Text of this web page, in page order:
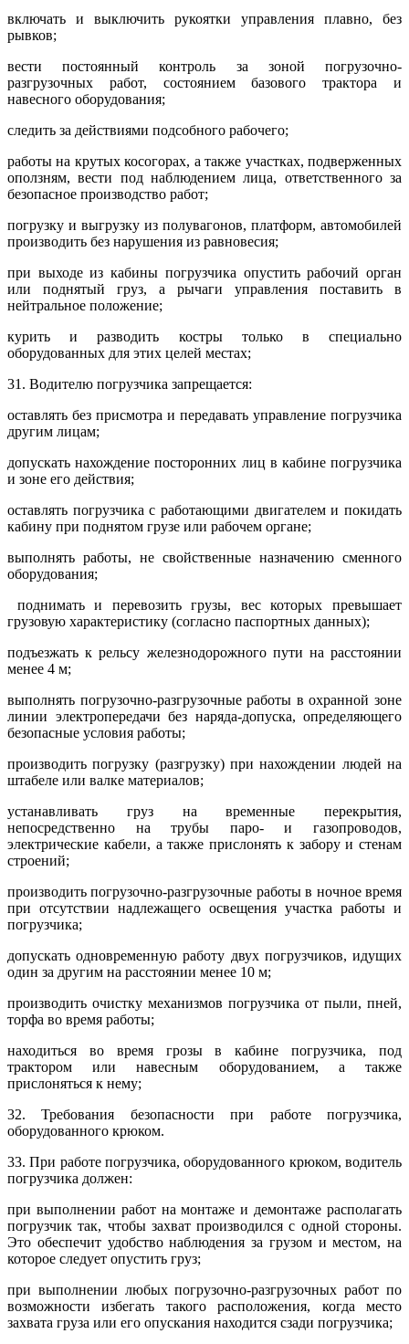
включать и выключить рукоятки управления плавно, без
рывков;
вести постоянный контроль за зоной погрузочно-
разгрузочных работ, состоянием базового трактора и
навесного оборудования;
следить за действиями подсобного рабочего;
работы на крутых косогорах, а также участках, подверженных
оползням, вести под наблюдением лица, ответственного за
безопасное производство работ;
погрузку и выгрузку из полувагонов, платформ, автомобилей
производить без нарушения из равновесия;
при выходе из кабины погрузчика опустить рабочий орган
или поднятый груз, а рычаги управления поставить в
нейтральное положение;
курить и разводить костры только в специально
оборудованных для этих целей местах;
31. Водителю погрузчика запрещается:
оставлять без присмотра и передавать управление погрузчика
другим лицам;
допускать нахождение посторонних лиц в кабине погрузчика
и зоне его действия;
оставлять погрузчика с работающими двигателем и покидать
кабину при поднятом грузе или рабочем органе;
выполнять работы, не свойственные назначению сменного
оборудования;
поднимать и перевозить грузы, вес которых превышает
грузовую характеристику (согласно паспортных данных);
подъезжать к рельсу железнодорожного пути на расстоянии
менее 4 м;
выполнять погрузочно-разгрузочные работы в охранной зоне
линии электропередачи без наряда-допуска, определяющего
безопасные условия работы;
производить погрузку (разгрузку) при нахождении людей на
штабеле или валке материалов;
устанавливать груз на временные перекрытия,
непосредственно на трубы паро- и газопроводов,
электрические кабели, а также прислонять к забору и стенам
строений;
производить погрузочно-разгрузочные работы в ночное время
при отсутствии надлежащего освещения участка работы и
погрузчика;
допускать одновременную работу двух погрузчиков, идущих
один за другим на расстоянии менее 10 м;
производить очистку механизмов погрузчика от пыли, пней,
торфа во время работы;
находиться во время грозы в кабине погрузчика, под
трактором или навесным оборудованием, а также
прислоняться к нему;
32. Требования безопасности при работе погрузчика,
оборудованного крюком.
33. При работе погрузчика, оборудованного крюком, водитель
погрузчика должен:
при выполнении работ на монтаже и демонтаже располагать
погрузчик так, чтобы захват производился с одной стороны.
Это обеспечит удобство наблюдения за грузом и местом, на
которое следует опустить груз;
при выполнении любых погрузочно-разгрузочных работ по
возможности избегать такого расположения, когда место
захвата груза или его опускания находится сзади погрузчика;